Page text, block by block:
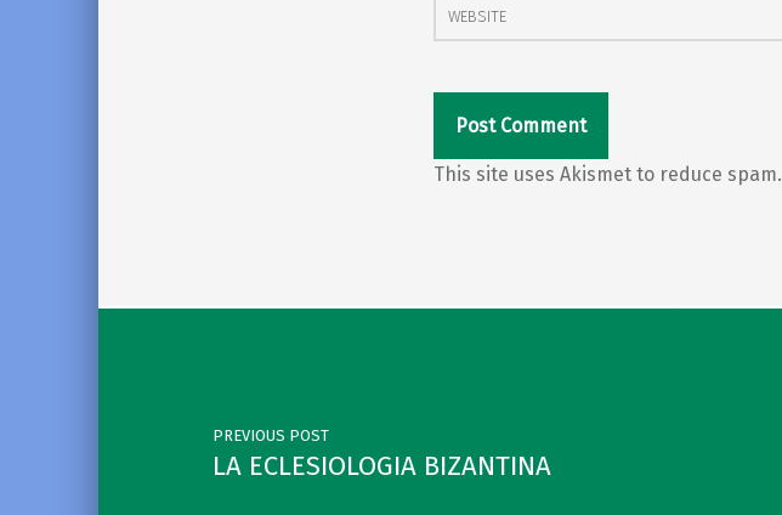
This site uses Akismet to reduce spam.
Post navigation
PREVIOUS POST
LA ECLESIOLOGIA BIZANTINA